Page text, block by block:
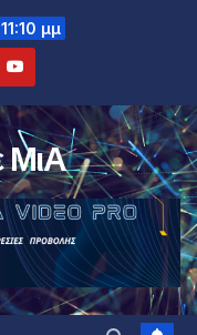
11:10 μμ